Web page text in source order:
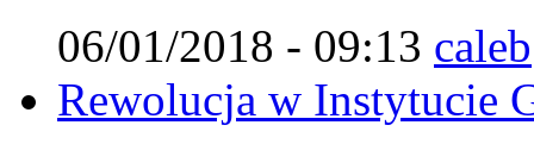
06/01/2018 - 09:13 caleb
Rewolucja w Instytucie